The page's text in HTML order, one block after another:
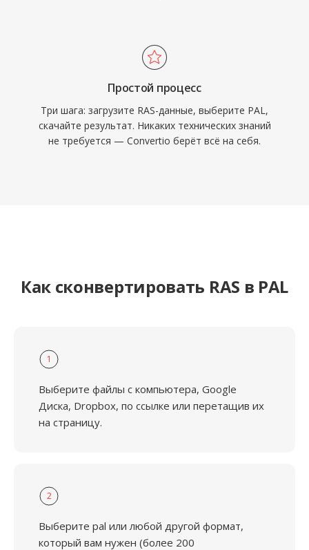
Простой процесс
Три шага: загрузите RAS-данные, выберите PAL,
скачайте результат. Никаких технических знаний
не требуется — Convertio берёт всё на себя.
Как сконвертировать RAS в PAL
1
Выберите файлы с компьютера, Google
Диска, Dropbox, по ссылке или перетащив их
на страницу.
2
Выберите pal или любой другой формат,
который вам нужен (более 200